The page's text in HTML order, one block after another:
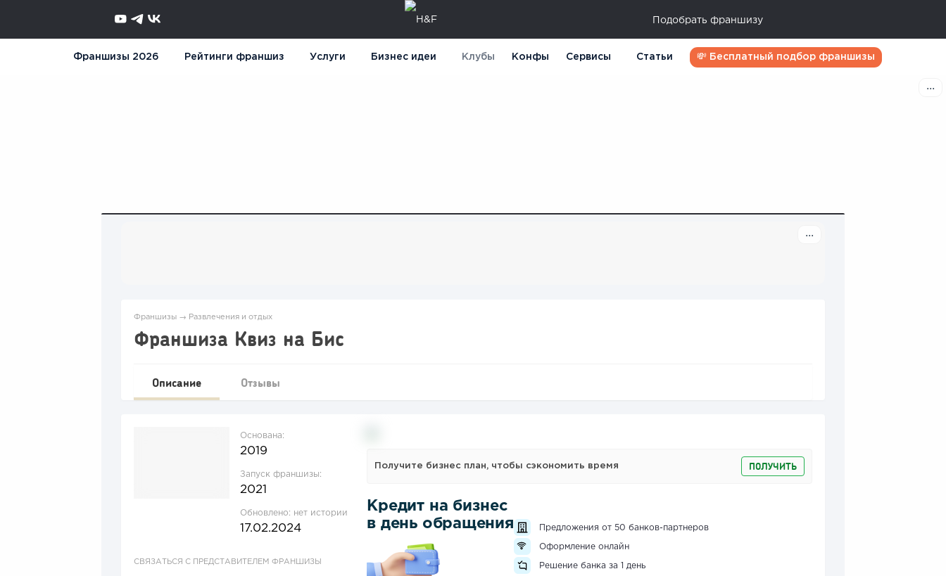
Подобрать франшизу
Франшизы 2026 Рейтинги франшиз Услуги Бизнес идеи Клубы Конфы Сервисы Статьи 💸 Бесплатный подбор франшизы
Франшизы → Развлечения и отдых
Франшиза Квиз на Бис
Описание Отзывы
Основана:
2019
Запуск франшизы:
2021
Обновлено: нет истории
17.02.2024
СВЯЗАТЬСЯ С ПРЕДСТАВИТЕЛЕМ ФРАНШИЗЫ
Получите бизнес план, чтобы сэкономить время ПОЛУЧИТЬ
Кредит на бизнес
в день обращения
Предложения от 50 банков-партнеров
Оформление онлайн
Решение банка за 1 день